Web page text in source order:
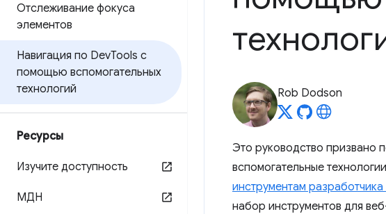
Отслеживание фокуса
элементов
Навигация по DevTools с
помощью вспомогательных
технологий
Ресурсы
Изучите доступность
МДН
Rob Dodson
Это руководство призвано
вспомогательные
инструментам
набор инструментов для